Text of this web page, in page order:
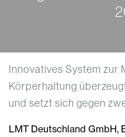
Innovatives System zur
Körperhaltung
und setzt sich gegen
LMT Deutschland GmbH,